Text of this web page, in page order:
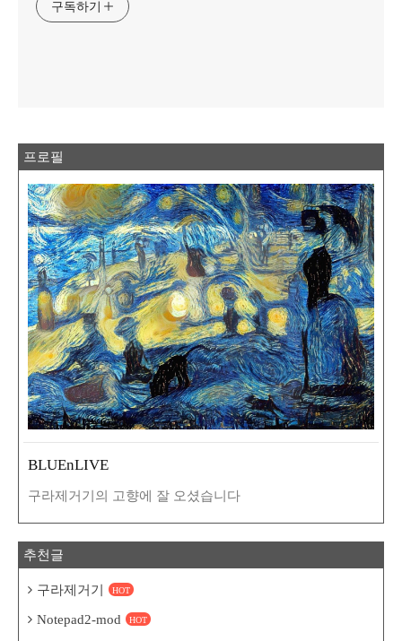
구독하기
프로필
BLUEnLIVE
구라제거기의 고향에 잘 오셨습니다
추천글
구라제거기 HOT
Notepad2-mod HOT